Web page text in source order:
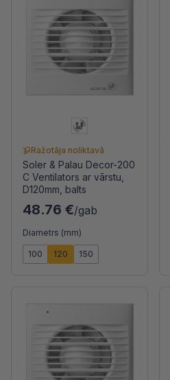
Ražotāja noliktavā
Soler & Palau Decor-200
C Ventilators ar vārstu,
D120mm, balts
48.76 €/gab
Diametrs (mm)
100 120 150